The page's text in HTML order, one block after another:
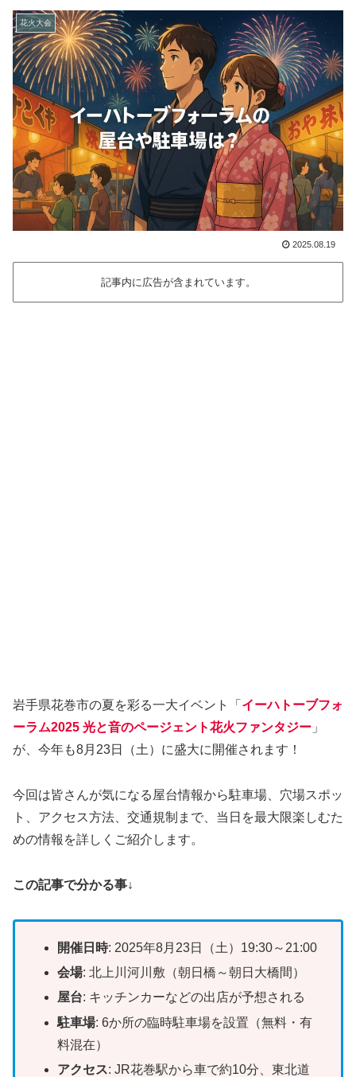
花火大会
2025.08.19
記事内に広告が含まれています。
岩手県花巻市の夏を彩る一大イベント「 イーハトーブフォ
ーラム2025 光と音のページェント花火ファンタジー 」
が、今年も8月23日（土）に盛大に開催されます！
今回は皆さんが気になる屋台情報から駐車場、穴場スポッ
ト、アクセス方法、交通規制まで、当日を最大限楽しむた
めの情報を詳しくご紹介します。
この記事で分かる事↓
開催日時: 2025年8月23日（土）19:30～21:00
会場: 北上川河川敷（朝日橋～朝日大橋間）
屋台: キッチンカーなどの出店が予想される
駐車場: 6か所の臨時駐車場を設置（無料・有
料混在）
アクセス: JR花巻駅から車で約10分、東北道